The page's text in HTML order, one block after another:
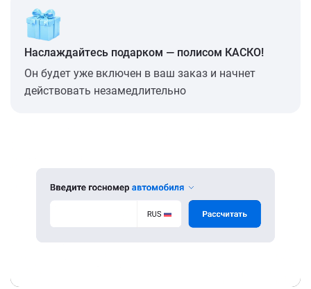
Наслаждайтесь подарком — полисом КАСКО!
Он будет уже включен в ваш заказ и начнет
действовать незамедлительно